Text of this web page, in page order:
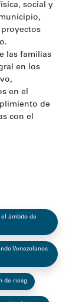
social y
las familias
en los
en el
de
con el
ámbito de
Venezolanos
de riesg